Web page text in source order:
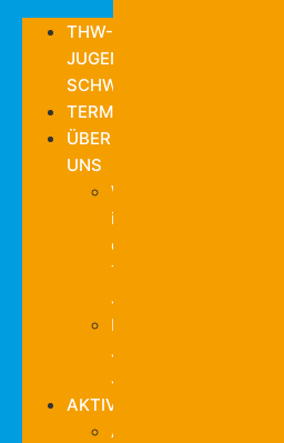
THW-
JUGEND
SCHWEINFURT
TERMINE
ÜBER
UNS
Was
ist
die
THW-
Jugend?
Das
Jugend-
Journal
AKTIVITÄTEN
Allgemein